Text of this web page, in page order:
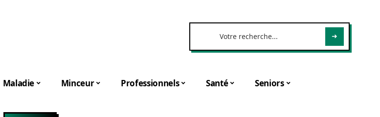
Maladie Minceur Professionnels Santé Seniors